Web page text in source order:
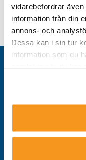
vidarebefordrar
information från din
annons- och
Dessa kan i sin tur
information som du